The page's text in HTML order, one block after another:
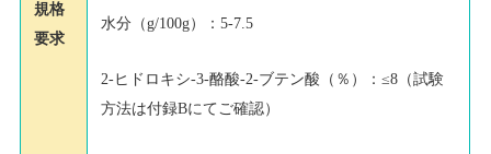
規格
要求
水分（g/100g）：5-7.5
2-ヒドロキシ-3-酪酸-2-ブテン酸（％）：≤8（試験
方法は付録Bにてご確認）